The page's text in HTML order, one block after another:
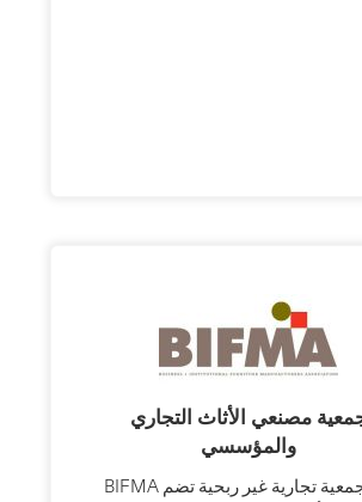
مصنعي الأثاث التجاري
والمؤسسي
BIFMA هي جمعية تجارية غير ربحية تضم